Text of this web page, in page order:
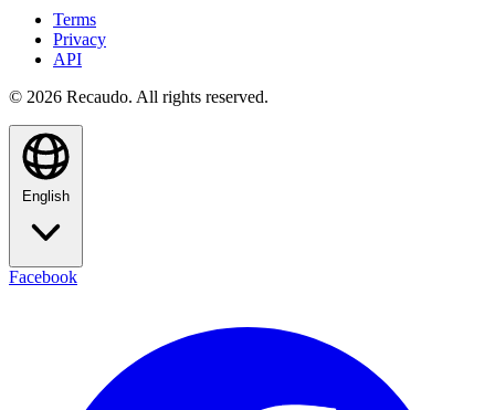
Terms
Privacy
API
© 2026 Recaudo. All rights reserved.
English
Facebook